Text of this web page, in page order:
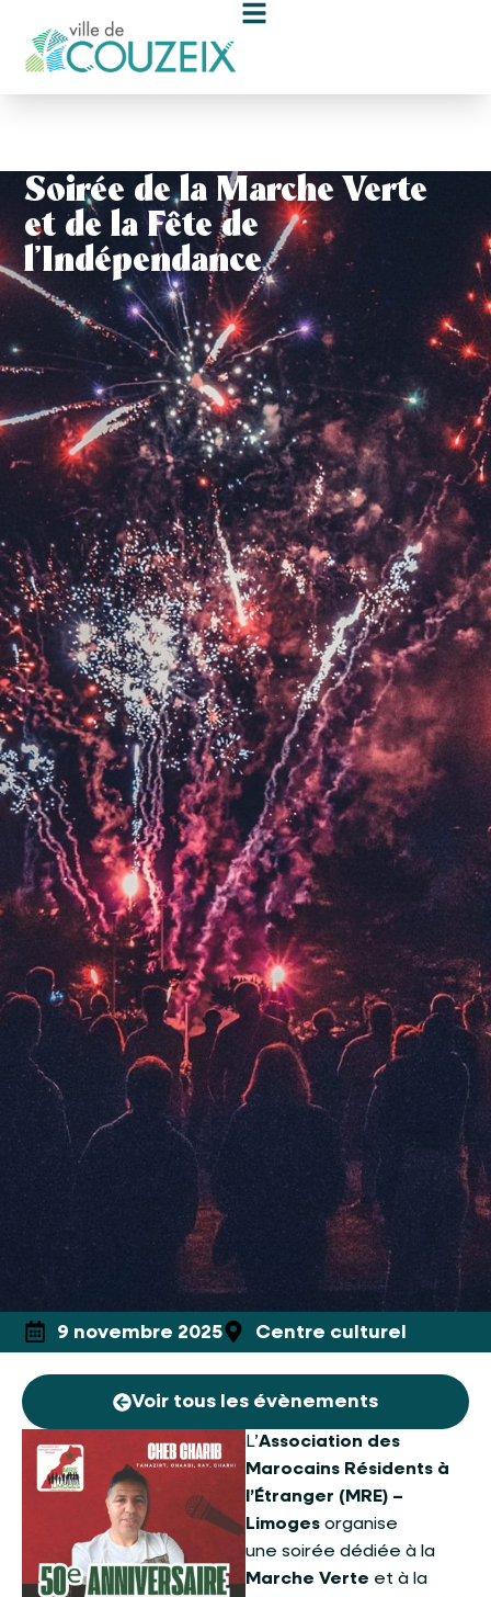
Soirée de la Marche Verte
et de la Fête de
l’Indépendance
9 novembre 2025 Centre culturel
Voir tous les évènements
L’Association des
Marocains Résidents à
l’Étranger (MRE) –
Limoges organise
une soirée dédiée à la
Marche Verte et à la